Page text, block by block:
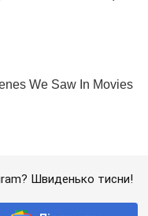
Швиденько тисни!